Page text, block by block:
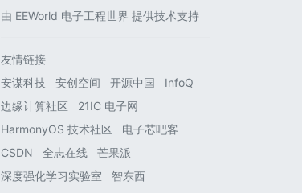
由 EEWorld 电子工程世界 提供技术支持
友情链接
安谋科技
安创空间 开源中国
InfoQ
边缘计算社区
21IC 电子网
HarmonyOS 技术社区
电子芯吧客
CSDN
全志在线
芒果派
深度强化学习实验室
智东西